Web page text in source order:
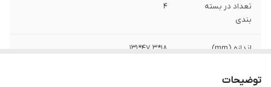
تعداد در بسته
بندی
4
اندازه (mm) 18*47.3*131
مدل
توضیحات